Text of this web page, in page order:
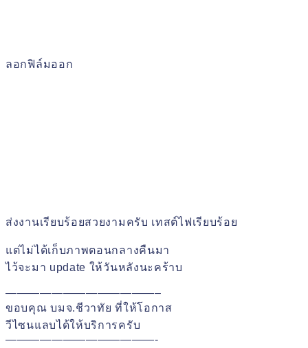
ลอกฟิล์มออก
ส่งงานเรียบร้อยสวยงามครับ เทสต์ไฟเรียบร้อย
แต่ไม่ได้เก็บภาพตอนกลางคืนมา
ไว้จะมา update ให้วันหลังนะคร้าบ
—————————————–
ขอบคุณ บมจ.ชีวาทัย ที่ให้โอกาส
วีไซนแลบได้ให้บริการครับ
—————————————-